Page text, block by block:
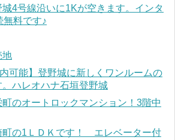
城4号線沿いに1Kが空きます。インタ
無料です♪
地
可能】登野城に新しくワンルームの
ハレオハナ石垣登野城
町のオートロックマンション！3階中
町の1ＬＤＫです！ エレベーター付